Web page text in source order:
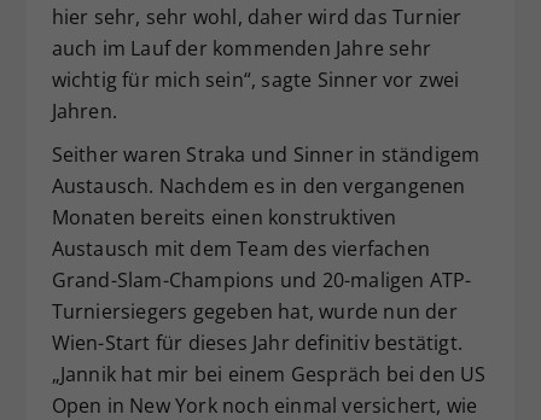
hier sehr, sehr wohl, daher wird das Turnier
auch im Lauf der kommenden Jahre sehr
wichtig für mich sein“, sagte Sinner vor zwei
Jahren.
Seither waren Straka und Sinner in ständigem
Austausch. Nachdem es in den vergangenen
Monaten bereits einen konstruktiven
Austausch mit dem Team des vierfachen
Grand-Slam-Champions und 20-maligen ATP-
Turniersiegers gegeben hat, wurde nun der
Wien-Start für dieses Jahr definitiv bestätigt.
„Jannik hat mir bei einem Gespräch bei den US
Open in New York noch einmal versichert, wie